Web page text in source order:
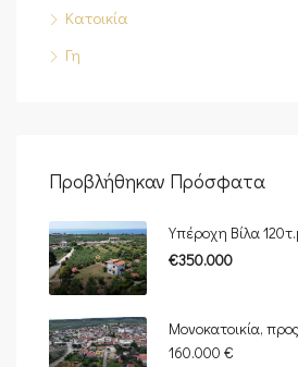
Κατοικία
Γη
Προβλήθηκαν Πρόσφατα
Υπέροχη Βίλα
€350.000
Μονοκατοικία,
160.000 €